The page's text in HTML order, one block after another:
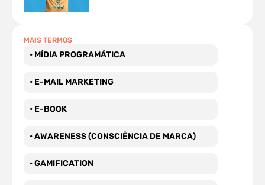
MAIS TERMOS
• MÍDIA PROGRAMÁTICA
• E-MAIL MARKETING
• E-BOOK
• AWARENESS (CONSCIÊNCIA DE MARCA)
• GAMIFICATION